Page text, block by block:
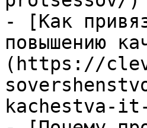
- [Как
повышению
(https://
kachestva-